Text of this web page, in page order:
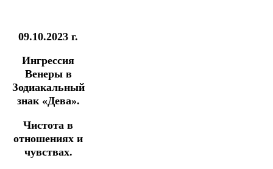
09.10.2023 г.
Ингрессия
Венеры в
Зодиакальный
знак «Дева».
Чистота в
отношениях и
чувствах.